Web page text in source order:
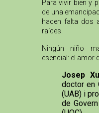
Para vivir bien y
de una
hacen falta dos
raíces.
Ningún niño
esencial: el amor
Josep
doctor en
(UAB) i
de